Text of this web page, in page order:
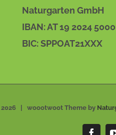
Naturgarten GmbH
IBAN: AT 19 2024
BIC: SPPOAT21XXX
2026 | woootwoot Theme by